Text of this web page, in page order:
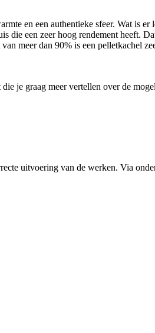
en een authentieke sfeer. Wat is
die een zeer hoog rendement heeft.
meer dan 90% is een pelletkachel
je graag meer vertellen over de
uitvoering van de werken. Via